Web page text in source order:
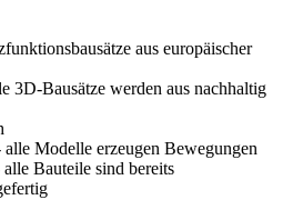
aus europäischer
3D-Bausätze werden aus nachhaltig
Modelle erzeugen Bewegungen
Bauteile sind bereits